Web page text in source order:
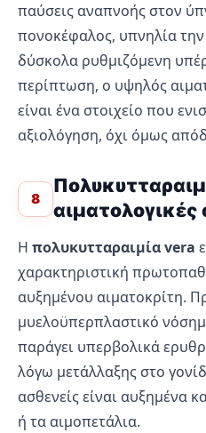
παύσεις αναπνοής στον
πονοκέφαλος, υπνηλία
δύσκολα ρυθμιζόμενη
περίπτωση, ο υψηλός
είναι ένα στοιχείο που
αξιολόγηση, όχι όμως
8
αιματολογικές
Η πολυκυτταραιμία vera
χαρακτηριστική
αυξημένου αιματοκρίτη.
μυελοϋπερπλαστικό
παράγει υπερβολικά
λόγω μετάλλαξης στο
ασθενείς είναι αυξημένα
ή τα αιμοπετάλια.